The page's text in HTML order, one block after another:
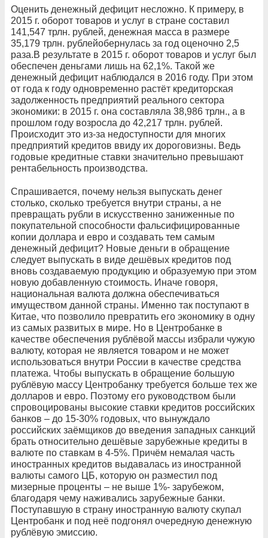
Оценить денежный дефицит несложно. К примеру, в
2015 г. оборот товаров и услуг в стране составил
141,547 трлн. рублей, денежная масса в размере
35,179 трлн. рублейобернулась за год оценочно 2,5
раза.В результате в 2015 г. оборот товаров и услуг был
обеспечен деньгами лишь на 62,1%. Такой же
денежный дефицит наблюдался в 2016 году. При этом
от года к году одновременно растёт кредиторская
задолженность предприятий реального сектора
экономики: в 2015 г. она составляла 38,986 трлн., а в
прошлом году возросла до 42,217 трлн. рублей.
Происходит это из-за недоступности для многих
предприятий кредитов ввиду их дороговизны. Ведь
годовые кредитные ставки значительно превышают
рентабельность производства.
Спрашивается, почему нельзя выпускать денег
столько, сколько требуется внутри страны, а не
превращать рубли в искусственно заниженные по
покупательной способности фальсифицированные
копии доллара и евро и создавать тем самым
денежный дефицит? Новые деньги в обращение
следует выпускать в виде дешёвых кредитов под
вновь создаваемую продукцию и образуемую при этом
новую добавленную стоимость. Иначе говоря,
национальная валюта должна обеспечиваться
имуществом данной страны. Именно так поступают в
Китае, что позволило превратить его экономику в одну
из самых развитых в мире. Но в Центробанке в
качестве обеспечения рублёвой массы избрали чужую
валюту, которая не является товаром и не может
использоваться внутри России в качестве средства
платежа. Чтобы выпускать в обращение большую
рублёвую массу Центробанку требуется больше тех же
долларов и евро. Поэтому его руководством были
спровоцированы высокие ставки кредитов российских
банков – до 15-30% годовых, что вынуждало
российских заёмщиков до введения западных санкций
брать относительно дешёвые зарубежные кредиты в
валюте по ставкам в 4-5%. Причём немалая часть
иностранных кредитов выдавалась из иностранной
валюты самого ЦБ, которую он разместил под
мизерные проценты – не выше 1%- зарубежом,
благодаря чему наживались зарубежные банки.
Поступавшую в страну иностранную валюту скупал
Центробанк и под неё подгонял очередную денежную
рублёвую эмиссию.